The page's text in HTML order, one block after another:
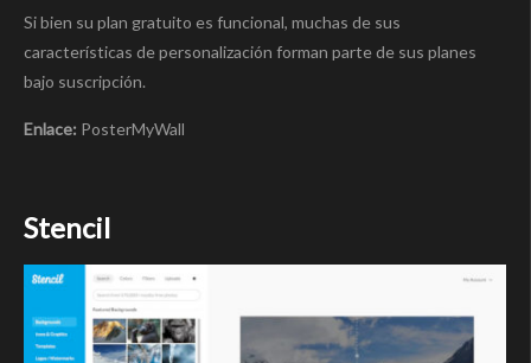
Si bien su plan gratuito es funcional, muchas de sus
características de personalización forman parte de sus planes
bajo suscripción.
Enlace: PosterMyWall
Stencil